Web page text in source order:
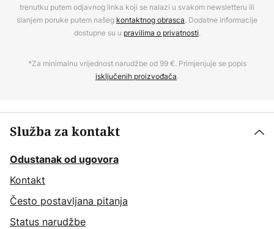
trenutku putem odjavnog linka koji se nalazi u svakom newsletteru ili
slanjem poruke putem našeg kontaktnog obrasca. Dodatne informacije
dostupne su u pravilima o privatnosti.
*Za minimalnu vrijednost narudžbe od 99 €. Primjenjuje se popis
isključenih proizvođača.
Služba za kontakt
Odustanak od ugovora
Kontakt
Često postavljana pitanja
Status narudžbe